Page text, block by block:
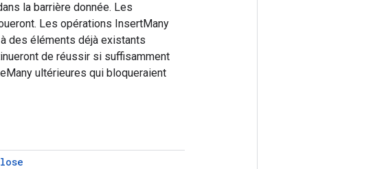
la barrière donnée. Les
Les opérations InsertMany
des éléments déjà existants
de réussir si suffisamment
ultérieures qui bloqueraient